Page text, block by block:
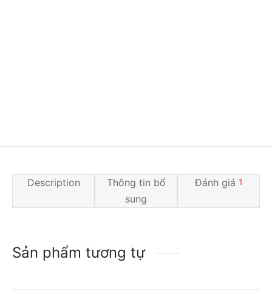
Description
Thông tin bổ
sung
Đánh giá 1
Sản phẩm tương tự